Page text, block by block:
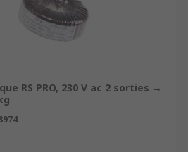
RS PRO, 230 V ac 2 sorties →